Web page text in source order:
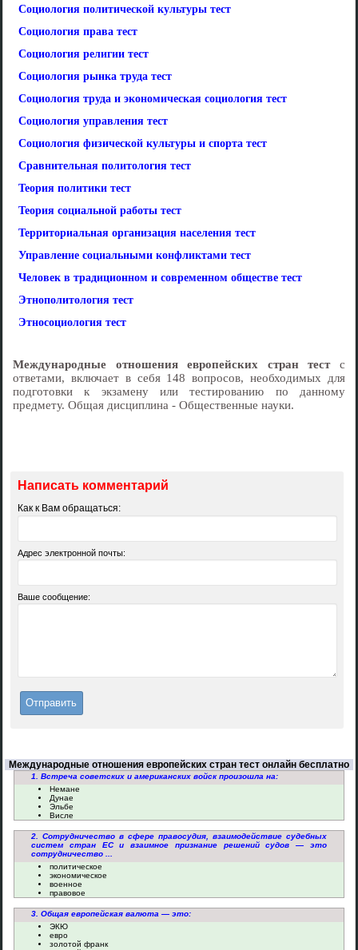
Социология политической культуры тест
Социология права тест
Социология религии тест
Социология рынка труда тест
Социология труда и экономическая социология тест
Социология управления тест
Социология физической культуры и спорта тест
Сравнительная политология тест
Теория политики тест
Теория социальной работы тест
Территориальная организация населения тест
Управление социальными конфликтами тест
Человек в традиционном и современном обществе тест
Этнополитология тест
Этносоциология тест
Международные отношения европейских стран тестс
ответами, включает в себя 148 вопросов, необходимых для
подготовки к экзамену или тестированию по данному
предмету. Общая дисциплина - Общественные науки.
Написать комментарий
Как к Вам обращаться:
Адрес электронной почты:
Ваше сообщение:
Международные отношения европейских стран тест онлайн бесплатно
1. Встреча советских и американских войск произошла на:
Немане
Дунае
Эльбе
Висле
2. Сотрудничество в сфере правосудия, взаимодействие судебных
систем стран ЕС и взаимное признание решений судов — это
сотрудничество ...
политическое
экономическое
военное
правовое
3. Общая европейская валюта — это:
ЭКЮ
евро
золотой франк